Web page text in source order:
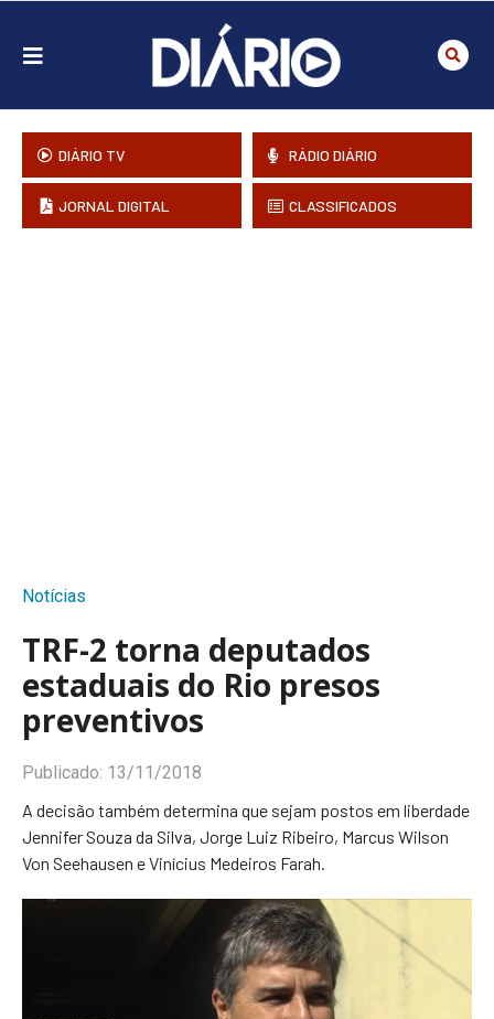
DIÁRIO TV RÁDIO DIÁRIO
JORNAL DIGITAL CLASSIFICADOS
Notícias
TRF-2 torna deputados
estaduais do Rio presos
preventivos
Publicado: 13/11/2018
A decisão também determina que sejam postos em liberdade
Jennifer Souza da Silva, Jorge Luiz Ribeiro, Marcus Wilson
Von Seehausen e Vinícius Medeiros Farah.